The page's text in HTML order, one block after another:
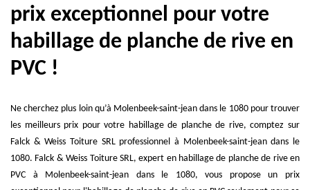
prix exceptionnel pour votre
habillage de planche de rive en
PVC !
Ne cherchez plus loin qu’à Molenbeek-saint-jean dans le 1080 pour trouver
les meilleurs prix pour votre habillage de planche de rive, comptez sur
Falck & Weiss Toiture SRL professionnel à Molenbeek-saint-jean dans le
1080. Falck & Weiss Toiture SRL, expert en habillage de planche de rive en
PVC à Molenbeek-saint-jean dans le 1080, vous propose un prix